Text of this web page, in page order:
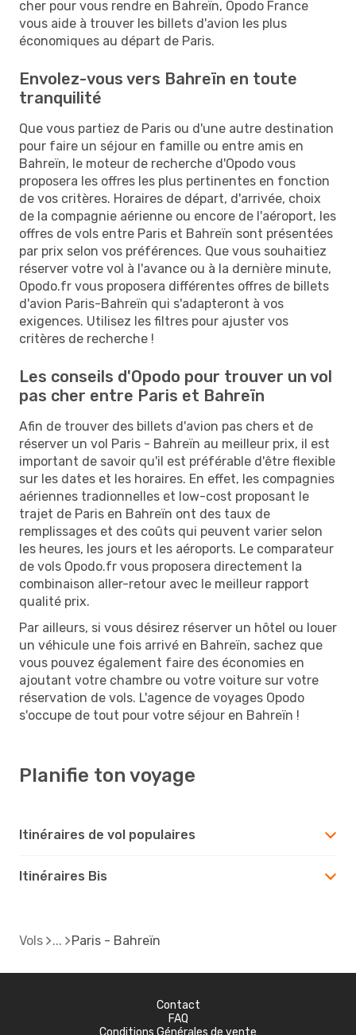
cher pour vous rendre en Bahreïn, Opodo France
vous aide à trouver les billets d'avion les plus
économiques au départ de Paris.
Envolez-vous vers Bahreïn en toute
tranquilité
Que vous partiez de Paris ou d'une autre destination
pour faire un séjour en famille ou entre amis en
Bahreïn, le moteur de recherche d'Opodo vous
proposera les offres les plus pertinentes en fonction
de vos critères. Horaires de départ, d'arrivée, choix
de la compagnie aérienne ou encore de l'aéroport, les
offres de vols entre Paris et Bahreïn sont présentées
par prix selon vos préférences. Que vous souhaitiez
réserver votre vol à l'avance ou à la dernière minute,
Opodo.fr vous proposera différentes offres de billets
d'avion Paris-Bahreïn qui s'adapteront à vos
exigences. Utilisez les filtres pour ajuster vos
critères de recherche !
Les conseils d'Opodo pour trouver un vol
pas cher entre Paris et Bahreïn
Afin de trouver des billets d'avion pas chers et de
réserver un vol Paris - Bahreïn au meilleur prix, il est
important de savoir qu'il est préférable d'être flexible
sur les dates et les horaires. En effet, les compagnies
aériennes tradionnelles et low-cost proposant le
trajet de Paris en Bahreïn ont des taux de
remplissages et des coûts qui peuvent varier selon
les heures, les jours et les aéroports. Le comparateur
de vols Opodo.fr vous proposera directement la
combinaison aller-retour avec le meilleur rapport
qualité prix.
Par ailleurs, si vous désirez réserver un hôtel ou louer
un véhicule une fois arrivé en Bahreïn, sachez que
vous pouvez également faire des économies en
ajoutant votre chambre ou votre voiture sur votre
réservation de vols. L'agence de voyages Opodo
s'occupe de tout pour votre séjour en Bahreïn !
Planifie ton voyage
Itinéraires de vol populaires
Itinéraires Bis
Vols Paris - Bahreïn
Contact
FAQ
Conditions Générales de vente